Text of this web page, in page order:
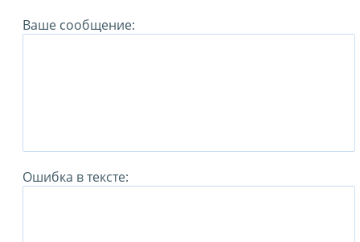
Ваше сообщение:
Ошибка в тексте: